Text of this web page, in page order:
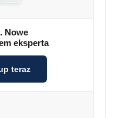
Nowe
eksperta
teraz